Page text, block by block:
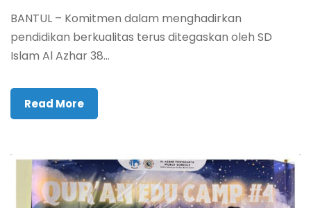
BANTUL – Komitmen dalam menghadirkan
pendidikan berkualitas terus ditegaskan oleh SD
Islam Al Azhar 38...
Read More